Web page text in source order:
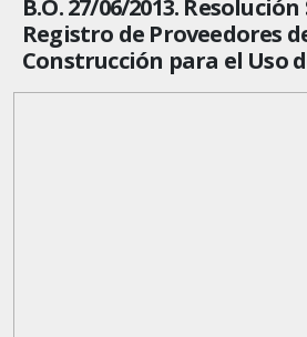
B.O. 27/06/2013. Resolución
Registro de Proveedores
Construcción para el Uso